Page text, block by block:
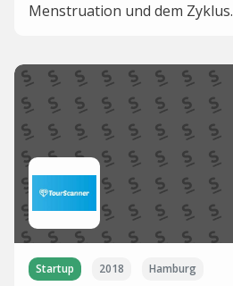
Menstruation und dem Zyklus.
Startup 2018 Hamburg